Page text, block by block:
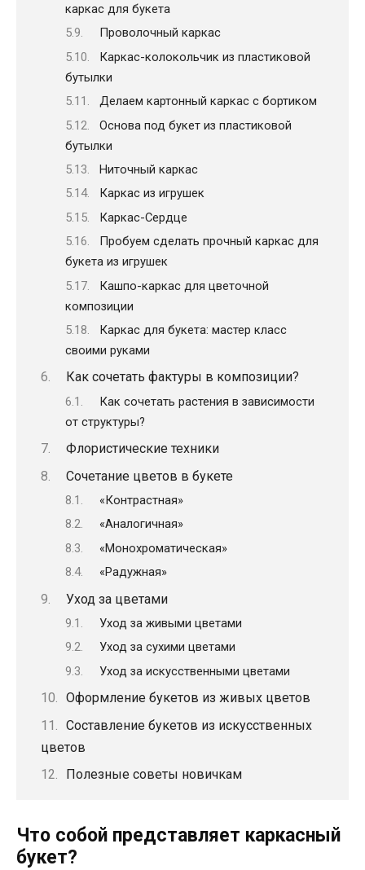
каркас для букета
Проволочный каркас
Каркас-колокольчик из пластиковой
бутылки
Делаем картонный каркас с бортиком
Основа под букет из пластиковой
бутылки
Ниточный каркас
Каркас из игрушек
Каркас-Сердце
Пробуем сделать прочный каркас для
букета из игрушек
Кашпо-каркас для цветочной
композиции
Каркас для букета: мастер класс
своими руками
Как сочетать фактуры в композиции?
Как сочетать растения в зависимости
от структуры?
Флористические техники
Сочетание цветов в букете
«Контрастная»
«Аналогичная»
«Монохроматическая»
«Радужная»
Уход за цветами
Уход за живыми цветами
Уход за сухими цветами
Уход за искусственными цветами
Оформление букетов из живых цветов
Составление букетов из искусственных
цветов
Полезные советы новичкам
Что собой представляет каркасный
букет?